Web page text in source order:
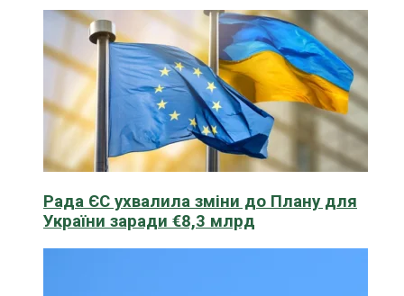
Рада ЄС ухвалила зміни до Плану для
України заради €8,3 млрд